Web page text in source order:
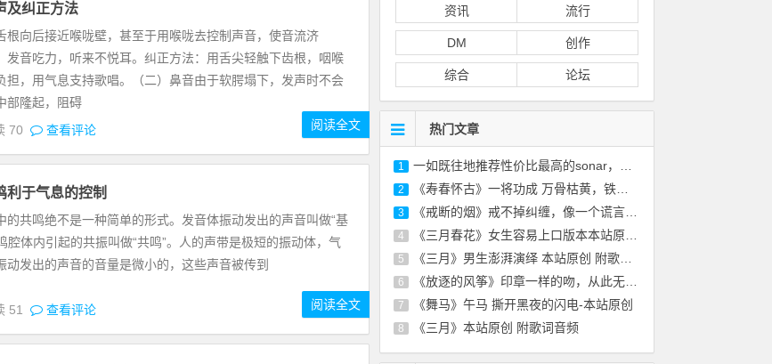
及纠正方法
根向后接近喉咙壁，甚至于用喉咙去控制声音，使音流济
发音吃力，听来不悦耳。纠正方法：用舌尖轻触下齿根，咽喉
担，用气息支持歌唱。（二）鼻音由于软腭塌下，发声时不会
部隆起，阻碍
70 查看评论 阅读全文
利于气息的控制
的共鸣绝不是一种简单的形式。发音体振动发出的声音叫做“基
腔体内引起的共振叫做“共鸣”。人的声带是极短的振动体，气
动发出的声音的音量是微小的，这些声音被传到
51 查看评论 阅读全文
资讯 流行
DM 创作
综合 论坛
热门文章
1 一如既往地推荐性价比最高的sonar，免费的正
2 《寿春怀古》一将功成 万骨枯黄，铁衣化尘 风
3 《戒断的烟》戒不掉纠缠，像一个谎言-本站原
4 《三月春花》女生容易上口版本本站原创 附
5 《三月》男生澎湃演绎 本站原创 附歌词音频
6 《放逐的风筝》印章一样的吻，从此无悲无恨-
7 《舞马》午马 撕开黑夜的闪电-本站原创
8 《三月》本站原创 附歌词音频